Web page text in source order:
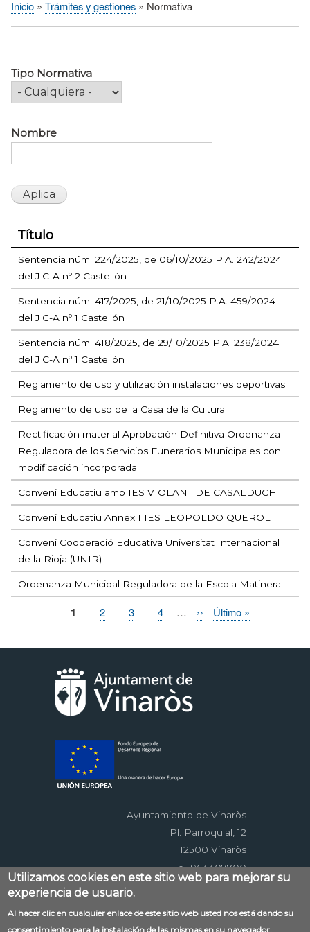
Sobrescribir
ayuda
la
Inicio Trámites y gestiones Normativa
Tipo Normativa
Nombre
Título
Sentencia núm. 224/2025, de 06/10/2025 P.A. 242/2024
del J C-A nº 2 Castellón
Sentencia núm. 417/2025, de 21/10/2025 P.A. 459/2024
del J C-A nº 1 Castellón
Sentencia núm. 418/2025, de 29/10/2025 P.A. 238/2024
del J C-A nº 1 Castellón
Reglamento de uso y utilización instalaciones deportivas
Reglamento de uso de la Casa de la Cultura
Rectificación material Aprobación Definitiva Ordenanza
Reguladora de los Servicios Funerarios Municipales con
modificación incorporada
Conveni Educatiu amb IES VIOLANT DE CASALDUCH
Conveni Educatiu Annex 1 IES LEOPOLDO QUEROL
Conveni Cooperació Educativa Universitat Internacional
de la Rioja (UNIR)
Ordenanza Municipal Reguladora de la Escola Matinera
Página
1 Page
2 Page
3 Page
4 …
Siguiente
››
Última
Último »
Ayuntamiento de Vinaròs
Pl. Parroquial, 12
12500 Vinaròs
Tel. 964407700
Menú
Contacto Aviso legal
Mapa web
Utilizamos cookies en este sitio web para mejorar su
experiencia de usuario.
Al hacer clic en cualquier enlace de este sitio web usted nos está dando su
consentimiento para la instalación de las mismas en su navegador.